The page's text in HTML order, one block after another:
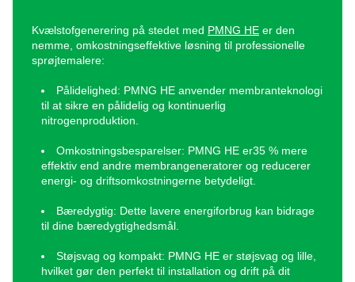
Mange professionelle sprøjtemalere køber
betydelige fordele. Generering af nitrogen på
overlegen omkostningseffektivitet og
virksomheder med at spare penge på lang
eliminerer også behovet for levering af flasker
flydende nitrogen, hvilket reducerer det
miljømæssige fodaftryk. Ved at producere
får fagfolk fuld kontrol over deres forsyning,
større fleksibilitet i deres drift. Derudover
med håndtering af eksterne leverancer.